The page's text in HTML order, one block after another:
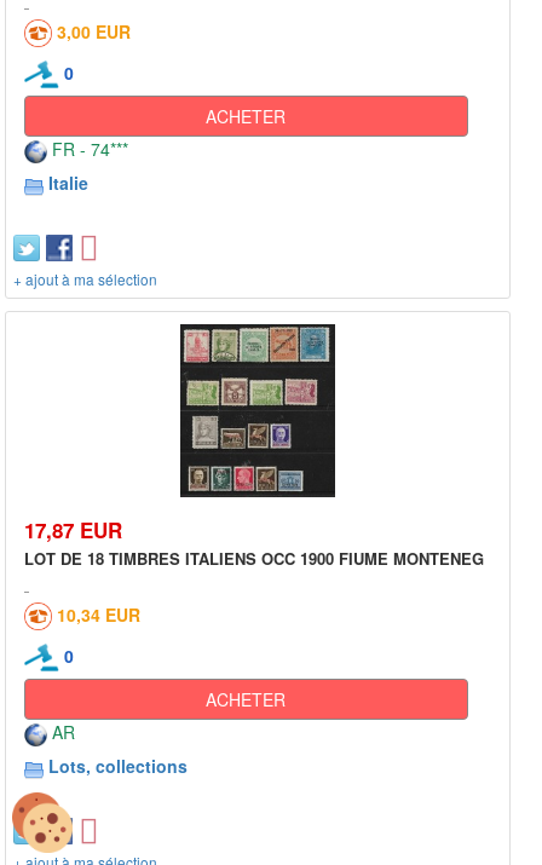
3,00 EUR
0
ACHETER
FR - 74***
Italie
+ ajout à ma sélection
17,87 EUR
LOT DE 18 TIMBRES ITALIENS OCC 1900 FIUME MONTENEG
10,34 EUR
0
ACHETER
AR
Lots, collections